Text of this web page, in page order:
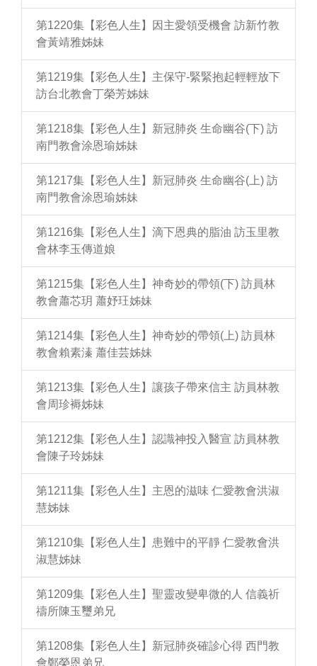
第1220集【彩色人生】因主愛領受機會 訪新竹教
會黃靖雅姊妹
第1219集【彩色人生】主保守-緊緊抱起輕輕放下
訪台北教會丁榮芳姊妹
第1218集【彩色人生】新冠肺炎 生命幽谷(下) 訪
南門教會涂恩瑜姊妹
第1217集【彩色人生】新冠肺炎 生命幽谷(上) 訪
南門教會涂恩瑜姊妹
第1216集【彩色人生】滴下恩典的脂油 訪玉里教
會林李玉傳道娘
第1215集【彩色人生】神奇妙的帶領(下) 訪員林
教會蕭芯玥 蕭妤玨姊妹
第1214集【彩色人生】神奇妙的帶領(上) 訪員林
教會賴素溱 蕭佳芸姊妹
第1213集【彩色人生】讓孩子帶來信主 訪員林教
會周珍褥姊妹
第1212集【彩色人生】認識神投入醫宣 訪員林教
會陳子玲姊妹
第1211集【彩色人生】主恩的滋味 仁愛教會洪淑
慧姊妹
第1210集【彩色人生】患難中的平靜 仁愛教會洪
淑慧姊妹
第1209集【彩色人生】聖靈改變卑微的人 信義祈
禱所陳玉璽弟兄
第1208集【彩色人生】新冠肺炎確診心得 西門教
會鄭榮恩弟兄